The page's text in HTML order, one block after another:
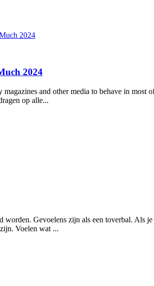
2024
2024
and other media to behave in
op alle...
Gevoelens zijn als een toverbal. Als
Voelen wat ...